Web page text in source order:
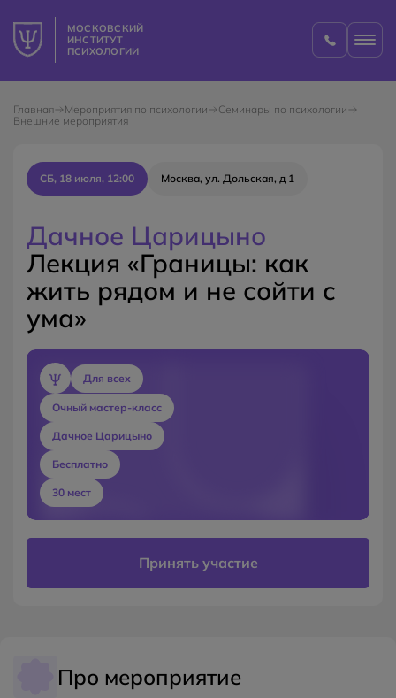
МОСКОВСКИЙ
ИНСТИТУТ
ПСИХОЛОГИИ
Главная Мероприятия по психологии
Семинары по психологии
Внешние мероприятия
СБ, 18 июля, 12:00 Москва, ул. Дольская, д 1
Дачное Царицыно
Лекция «Границы: как
жить рядом и не сойти с
ума»
Для всех
Очный мастер-класс
Дачное Царицыно
Бесплатно
30 мест
Принять участие
Про мероприятие